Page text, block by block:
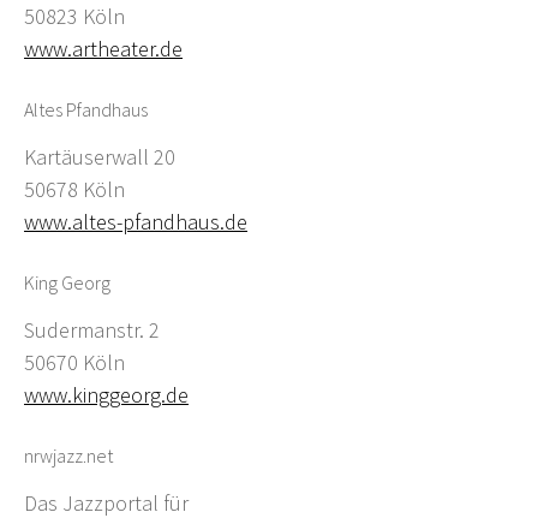
50823 Köln
www.artheater.de
Altes Pfandhaus
Kartäuserwall 20
50678 Köln
www.altes-pfandhaus.de
King Georg
Sudermanstr. 2
50670 Köln
www.kinggeorg.de
nrwjazz.net
Das Jazzportal für